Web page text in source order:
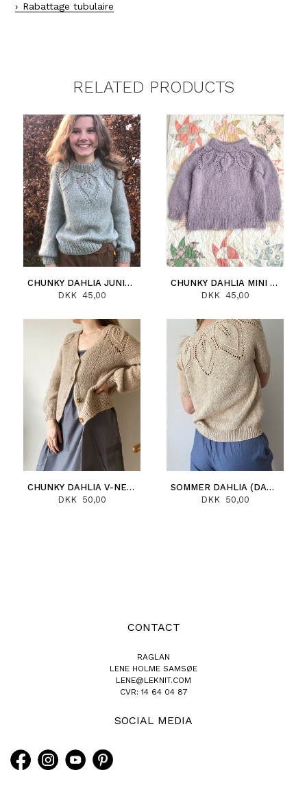
Rabattage tubulaire
RELATED PRODUCTS
CHUNKY DAHLIA JUNIOR (DANSK)
DKK 45,00
CHUNKY DAHLIA MINI (DANSK)
DKK 45,00
CHUNKY DAHLIA V-NECK CARDIGAN (DANSK)
DKK 50,00
SOMMER DAHLIA (DANSK)
DKK 50,00
CONTACT
RAGLAN
LENE HOLME SAMSØE
LENE@LEKNIT.COM
CVR: 14 64 04 87
SOCIAL MEDIA